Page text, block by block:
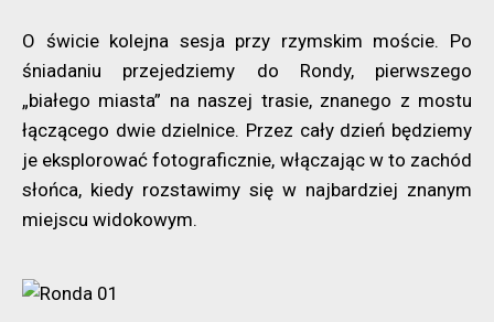
O świcie kolejna sesja przy rzymskim moście. Po
śniadaniu przejedziemy do Rondy, pierwszego
„białego miasta” na naszej trasie, znanego z mostu
łączącego dwie dzielnice. Przez cały dzień będziemy
je eksplorować fotograficznie, włączając w to zachód
słońca, kiedy rozstawimy się w najbardziej znanym
miejscu widokowym.